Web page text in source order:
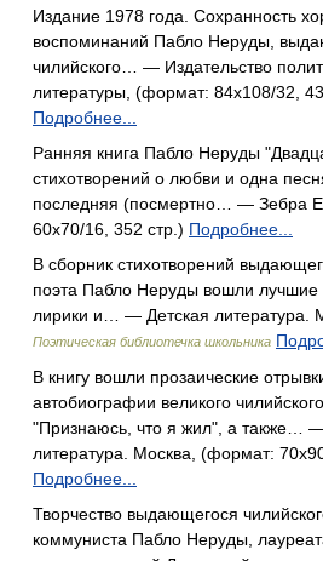
Издание 1978 года. Сохранность
воспоминаний Пабло Неруды,
чилийского… — Издательство
литературы, (формат: 84x108/32,
Подробнее...
Ранняя книга Пабло Неруды
стихотворений о любви и одна
последняя (посмертно… — Зебра
60x70/16, 352 стр.) Подробнее...
В сборник стихотворений
поэта Пабло Неруды вошли лучшие
лирики и… — Детская литература.
Поэтическая библиотечка школьника
В книгу вошли прозаические
автобиографии великого
"Признаюсь, что я жил", а также…
литература. Москва, (формат:
Подробнее...
Творчество выдающегося
коммуниста Пабло Неруды,